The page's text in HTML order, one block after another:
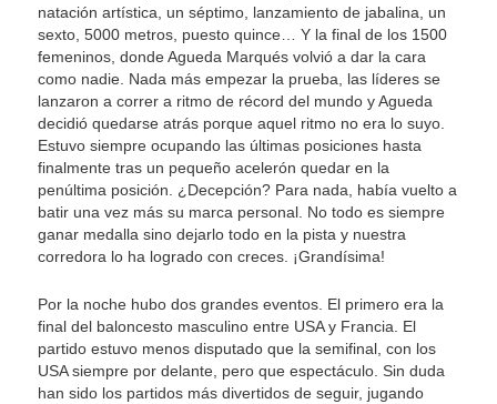
natación artística, un séptimo, lanzamiento de jabalina, un
sexto, 5000 metros, puesto quince… Y la final de los 1500
femeninos, donde Agueda Marqués volvió a dar la cara
como nadie. Nada más empezar la prueba, las líderes se
lanzaron a correr a ritmo de récord del mundo y Agueda
decidió quedarse atrás porque aquel ritmo no era lo suyo.
Estuvo siempre ocupando las últimas posiciones hasta
finalmente tras un pequeño acelerón quedar en la
penúltima posición. ¿Decepción? Para nada, había vuelto a
batir una vez más su marca personal. No todo es siempre
ganar medalla sino dejarlo todo en la pista y nuestra
corredora lo ha logrado con creces. ¡Grandísima!
Por la noche hubo dos grandes eventos. El primero era la
final del baloncesto masculino entre USA y Francia. El
partido estuvo menos disputado que la semifinal, con los
USA siempre por delante, pero que espectáculo. Sin duda
han sido los partidos más divertidos de seguir, jugando